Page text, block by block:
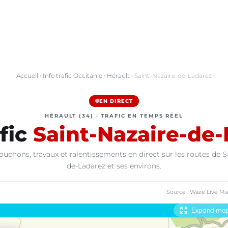
Accueil › Info trafic Occitanie › Hérault › Saint-Nazaire-de-Ladarez
EN DIRECT
HÉRAULT (34) · TRAFIC EN TEMPS RÉEL
Saint-Nazaire-
travaux et ralentissements en direct sur les routes de
de-Ladarez et ses environs.
Source : Waze Live